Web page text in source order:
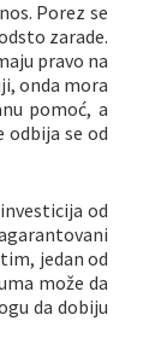
Porez se
zarade.
pravo na
onda mora
pomoć, a
odbija se od
od
jedan od
može da
da dobiju